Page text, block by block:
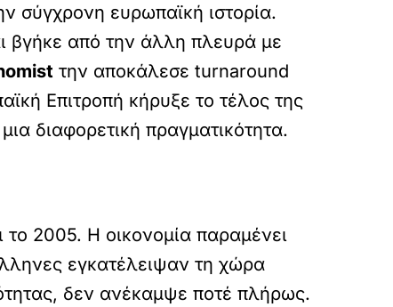
σύγχρονη ευρωπαϊκή ιστορία.
βγήκε από την άλλη πλευρά με
την αποκάλεσε turnaround
Επιτροπή κήρυξε το τέλος της
διαφορετική πραγματικότητα.
το 2005. Η οικονομία παραμένει
εγκατέλειψαν τη χώρα
δεν ανέκαμψε ποτέ πλήρως.